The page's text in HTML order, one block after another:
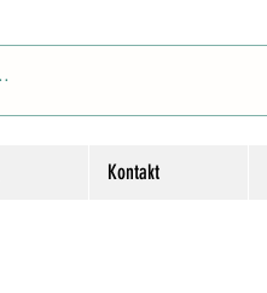
Kontakt